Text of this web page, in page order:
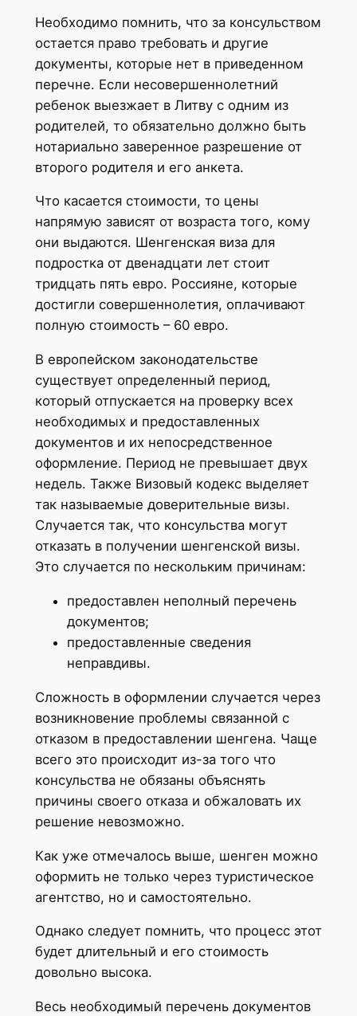
Необходимо помнить, что за консульством
остается право требовать и другие
документы, которые нет в приведенном
перечне. Если несовершеннолетний
ребенок выезжает в Литву с одним из
родителей, то обязательно должно быть
нотариально заверенное разрешение от
второго родителя и его анкета.
Что касается стоимости, то цены
напрямую зависят от возраста того, кому
они выдаются. Шенгенская виза для
подростка от двенадцати лет стоит
тридцать пять евро. Россияне, которые
достигли совершеннолетия, оплачивают
полную стоимость – 60 евро.
В европейском законодательстве
существует определенный период,
который отпускается на проверку всех
необходимых и предоставленных
документов и их непосредственное
оформление. Период не превышает двух
недель. Также Визовый кодекс выделяет
так называемые доверительные визы.
Случается так, что консульства могут
отказать в получении шенгенской визы.
Это случается по нескольким причинам:
предоставлен неполный перечень
документов;
предоставленные сведения
неправдивы.
Сложность в оформлении случается через
возникновение проблемы связанной с
отказом в предоставлении шенгена. Чаще
всего это происходит из-за того что
консульства не обязаны объяснять
причины своего отказа и обжаловать их
решение невозможно.
Как уже отмечалось выше, шенген можно
оформить не только через туристическое
агентство, но и самостоятельно.
Однако следует помнить, что процесс этот
будет длительный и его стоимость
довольно высока.
Весь необходимый перечень документов